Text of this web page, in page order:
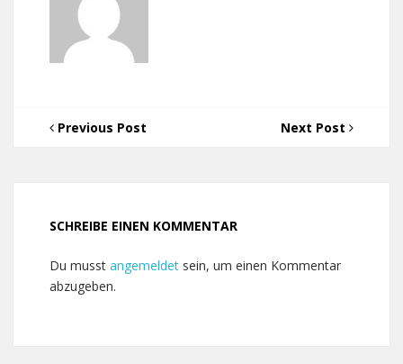
Previous Post Next Post
SCHREIBE EINEN KOMMENTAR
Du musst angemeldet sein, um einen Kommentar
abzugeben.